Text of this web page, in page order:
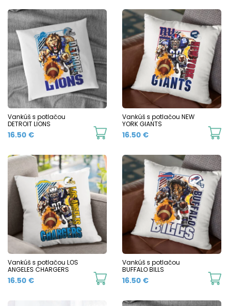
Vankúš s potlačou
DETROIT LIONS
16.50 €
Vankúš s potlačou NEW
YORK GIANTS
16.50 €
Vankúš s potlačou LOS
ANGELES CHARGERS
16.50 €
Vankúš s potlačou
BUFFALO BILLS
16.50 €